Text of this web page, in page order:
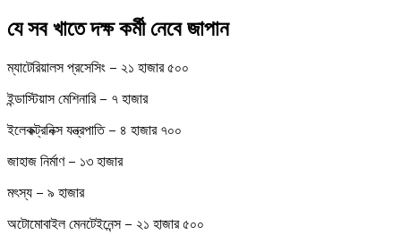
যেসবখাতেদক্ষকর্মীনেবেজাপান
ম্যাটেরিয়ালস প্রসেসিং – ২১ হাজার ৫০০
ইন্ডাস্টিয়াস মেশিনারি – ৭ হাজার
ইলেকক্ট্রনিক্স যন্ত্রপাতি – ৪ হাজার ৭০০
জাহাজ নির্মাণ – ১৩ হাজার
মৎস্য – ৯ হাজার
অটোমোবাইল মেনটেইনেন্স – ২১ হাজার ৫০০